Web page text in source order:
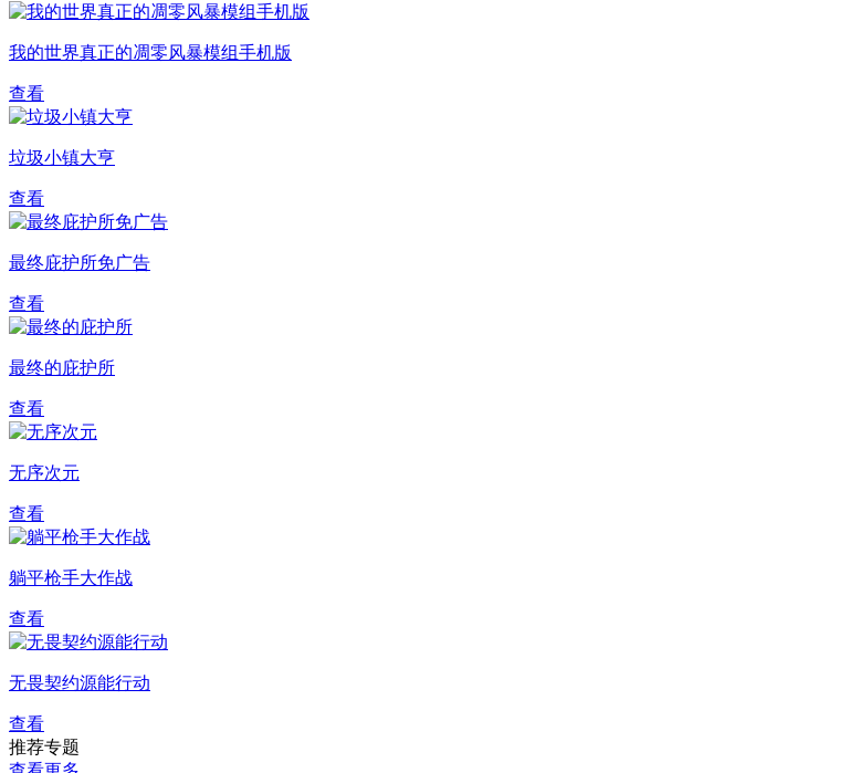
我的世界真正的凋零风暴模组手机版
查看
垃圾小镇大亨
查看
最终庇护所免广告
查看
最终的庇护所
查看
无序次元
查看
躺平枪手大作战
查看
无畏契约源能行动
查看
推荐专题